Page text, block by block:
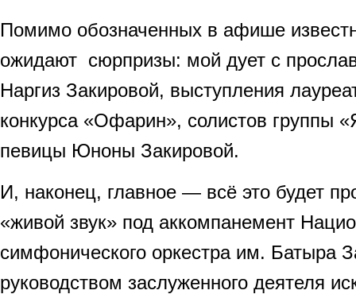
Помимо обозначенных в афише
ожидают сюрпризы: мой дует с
Наргиз Закировой, выступления
конкурса «Офарин», солистов группы
певицы Юноны Закировой.
И, наконец, главное — всё это будет
«живой звук» под аккомпанемент
симфонического оркестра им. Батыра
руководством заслуженного деятеля